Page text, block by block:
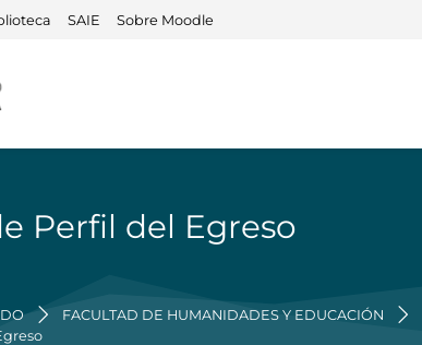
SAIE Sobre Moodle
Perfil del Egreso
FACULTAD DE HUMANIDADES Y EDUCACIÓN